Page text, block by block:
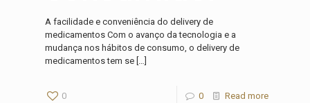
A facilidade e conveniência do delivery de
medicamentos Com o avanço da tecnologia e a
mudança nos hábitos de consumo, o delivery de
medicamentos tem se […]
0 0 Read more